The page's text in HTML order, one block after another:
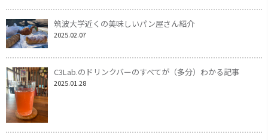
筑波大学近くの美味しいパン屋さん紹介
2025.02.07
C3Lab.のドリンクバーのすべてが（多分）わかる記事
2025.01.28